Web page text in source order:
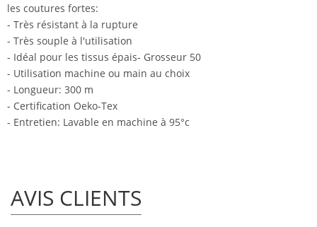
les coutures fortes:
- Très résistant à la rupture
- Très souple à l'utilisation
- Idéal pour les tissus épais- Grosseur 50
- Utilisation machine ou main au choix
- Longueur: 300 m
- Certification Oeko-Tex
- Entretien: Lavable en machine à 95°c
AVIS CLIENTS